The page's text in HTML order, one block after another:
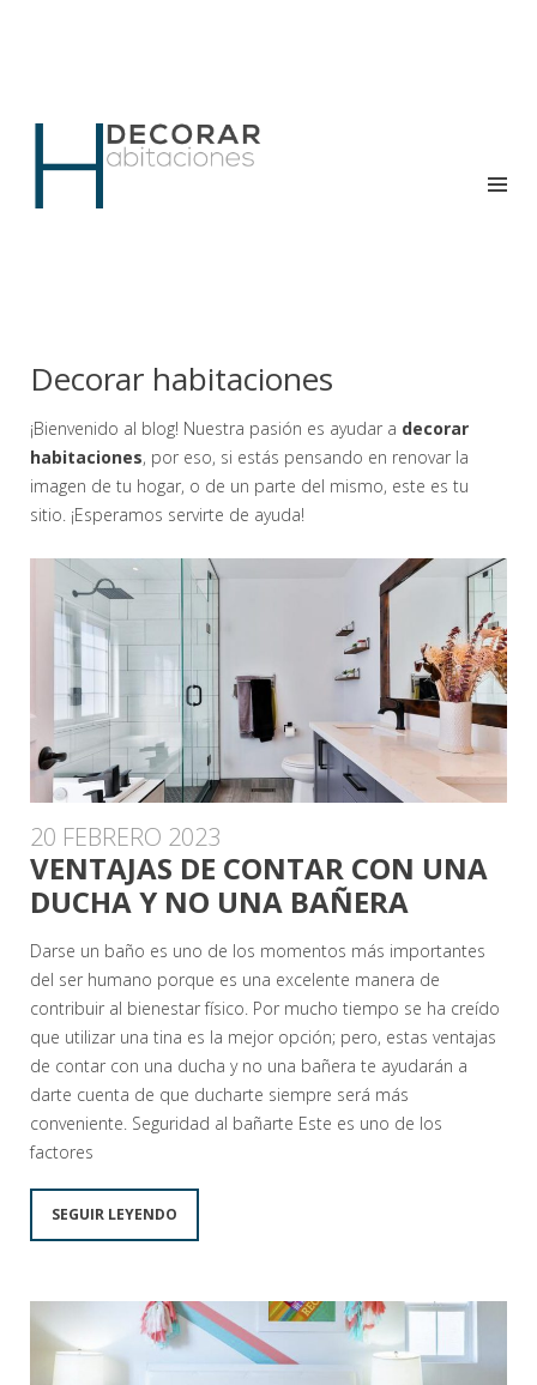
Decorar habitaciones
¡Bienvenido al blog! Nuestra pasión es ayudar a decorar
habitaciones, por eso, si estás pensando en renovar la
imagen de tu hogar, o de un parte del mismo, este es tu
sitio. ¡Esperamos servirte de ayuda!
20 FEBRERO 2023
VENTAJAS DE CONTAR CON UNA
DUCHA Y NO UNA BAÑERA
Darse un baño es uno de los momentos más importantes
del ser humano porque es una excelente manera de
contribuir al bienestar físico. Por mucho tiempo se ha creído
que utilizar una tina es la mejor opción; pero, estas ventajas
de contar con una ducha y no una bañera te ayudarán a
darte cuenta de que ducharte siempre será más
conveniente. Seguridad al bañarte Este es uno de los
factores
SEGUIR LEYENDO